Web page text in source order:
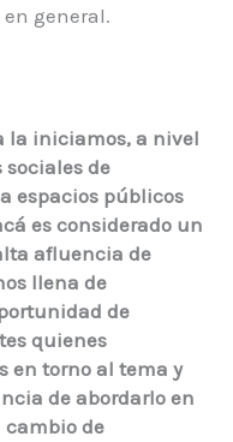
general.
la iniciamos, a nivel
sociales de
espacios públicos
es considerado un
afluencia de
llena de
de
quienes
en torno al tema y
de abordarlo en
de